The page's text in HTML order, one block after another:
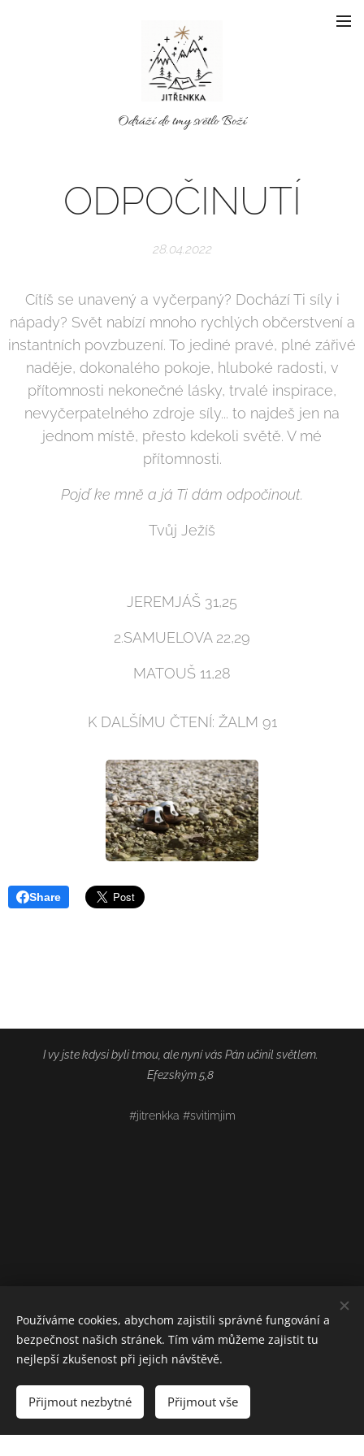
Odráží do tmy světlo Boží
ODPOČINUTÍ
28.04.2022
Cítíš se unavený a vyčerpaný? Dochází Ti síly i
nápady? Svět nabízí mnoho rychlých občerstvení a
instantních povzbuzení. To jediné pravé, plné zářivé
naděje, dokonalého pokoje, hluboké radosti, v
přítomnosti nekonečné lásky, trvalé inspirace,
nevyčerpatelného zdroje síly... to najdeš jen na
jednom místě, přesto kdekoli světě. V mé
přítomnosti.
Pojď ke mně a já Ti dám odpočinout.
Tvůj Ježíš
JEREMJÁŠ 31,25
2.SAMUELOVA 22,29
MATOUŠ 11,28
K DALŠÍMU ČTENÍ: ŽALM 91
Share
I vy jste kdysi byli tmou, ale nyní vás Pán učinil světlem.
Efezským 5,8
#jitrenkka #svitimjim
Vytvořeno službou Webnode
Používáme cookies, abychom zajistili správné fungování a
bezpečnost našich stránek. Tím vám můžeme zajistit tu
nejlepší zkušenost při jejich návštěvě.
Přijmout nezbytné Přijmout vše